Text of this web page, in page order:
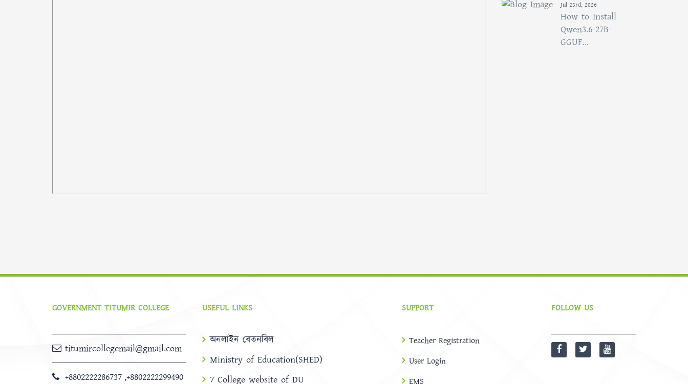
Jul 23rd, 2026
How to Install
Qwen3.6-27B-
GGUF...
GOVERNMENT TITUMIR COLLEGE
titumircollegemail@gmail.com
+8802222286737 ,+8802222299490
USEFUL LINKS
অনলাইন বেতনবিল
Ministry of Education(SHED)
7 College website of DU
SUPPORT
Teacher Registration
User Login
EMS
FOLLOW US